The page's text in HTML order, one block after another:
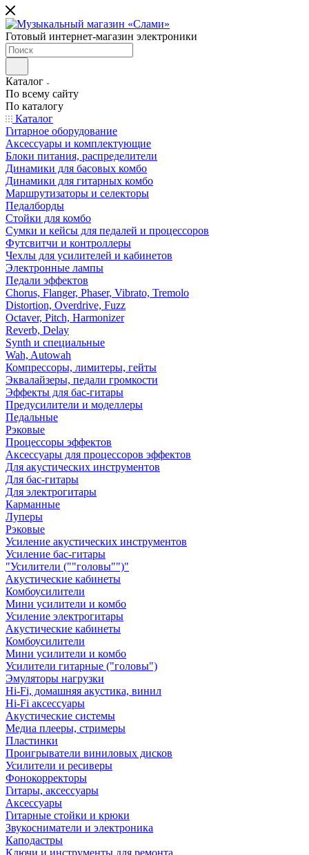
Готовый интернет-магазин электроники
Каталог
По всему сайту
По каталогу
Каталог
Гитарное оборудование
Аксессуары и комплектующие
Блоки питания, распределители
Динамики для басовых комбо
Динамики для гитарных комбо
Маршрутизаторы и селекторы
Педалборды
Стойки для комбо
Сумки и кейсы для педалей и процессоров
Футсвитчи и контроллеры
Чехлы для усилителей и кабинетов
Электронные лампы
Педали эффектов
Chorus, Flanger, Phaser, Vibrato, Tremolo
Distortion, Overdrive, Fuzz
Octaver, Pitch, Harmonizer
Reverb, Delay
Synth и специальные
Wah, Autowah
Компрессоры, лимитеры, гейты
Эквалайзеры, педали громкости
Эффекты для бас-гитары
Предусилители и моделлеры
Педальные
Рэковые
Процессоры эффектов
Аксессуары для процессоров эффектов
Для акустических инструментов
Для бас-гитары
Для электрогитары
Карманные
Луперы
Рэковые
Усиление акустических инструментов
Усиление бас-гитары
"Усилители (""головы"")"
Акустические кабинеты
Комбоусилители
Мини усилители и комбо
Усиление электрогитары
Акустические кабинеты
Комбоусилители
Мини усилители и комбо
Усилители гитарные ("головы")
Эмуляторы нагрузки
Hi-Fi, домашняя акустика, винил
Hi-Fi аксессуары
Акустические системы
Медиа плееры, стримеры
Пластинки
Проигрыватели виниловых дисков
Усилители и ресиверы
Фонокорректоры
Гитары, аксессуары
Аксессуары
Гитарные стойки и крюки
Звукосниматели и электроника
Каподастры
Ключи и инструменты для ремонта